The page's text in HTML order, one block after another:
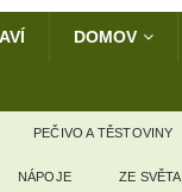
DOMOV
PEČIVO A TĚSTOVINY
NÁPOJE ZE SVĚTA